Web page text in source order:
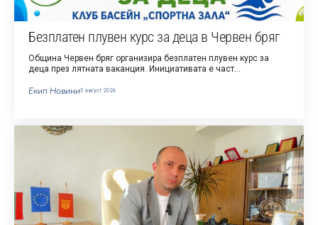
Безплатен плувен курс за деца в Червен бряг
Община Червен бряг организира безплатен плувен курс за
деца през лятната ваканция. Инициативата е част…
Екип Новини5 август 2026